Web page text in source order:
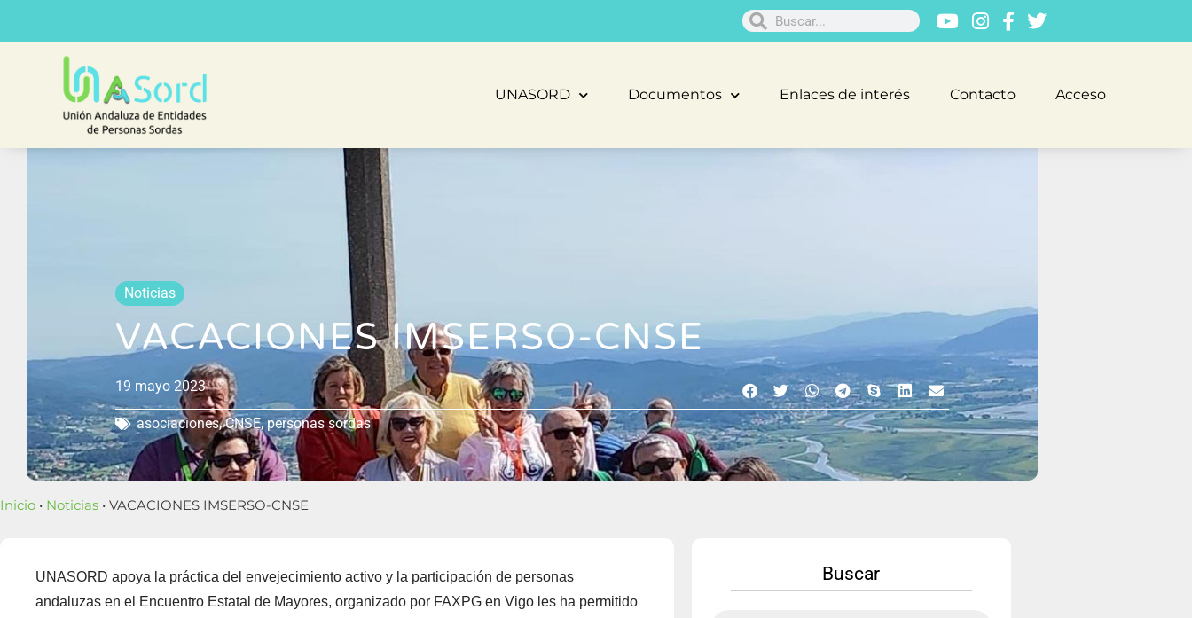
UNASORD Documentos Enlaces de interés Contacto Acceso
Noticias
VACACIONES IMSERSO-CNSE
19 mayo 2023
asociaciones,CNSE,personas sordas
Inicio • Noticias • VACACIONES IMSERSO-CNSE
UNASORD apoya la práctica del envejecimiento activo y la participación de personas
andaluzas en el Encuentro Estatal de Mayores, organizado por FAXPG en Vigo les ha permitido
Buscar